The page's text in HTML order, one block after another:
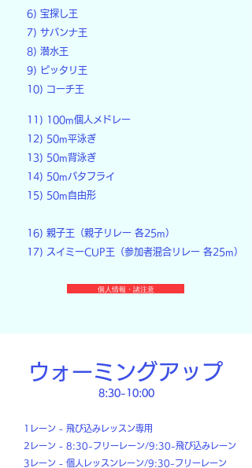
6) 宝探し王
7) サバンナ王
8) 潜水王
9) ピッタリ王
10) コーチ王
11) 100m個人メドレー
12) 50m平泳ぎ
13) 50m背泳ぎ
14) 50mバタフライ
15) 50m自由形
16) 親子王（親子リレー 各25m）
17) スイミーCUP王（参加者混合リレー 各25m）
個人情報・諸注意
​ウォーミングアップ
8:30~10:00
1レーン - 飛び込みレッスン専用
2レーン - 8:30~フリーレーン/9:30~飛び込みレーン
3レーン - 個人レッスンレーン/9:30~フリーレーン